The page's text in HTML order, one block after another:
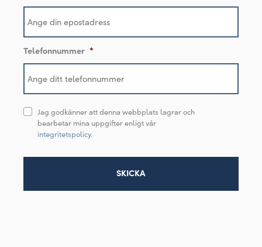
Telefonnummer *
Jag godkänner att denna webbplats lagrar och
bearbetar mina uppgifter enligt vår
integritetspolicy.